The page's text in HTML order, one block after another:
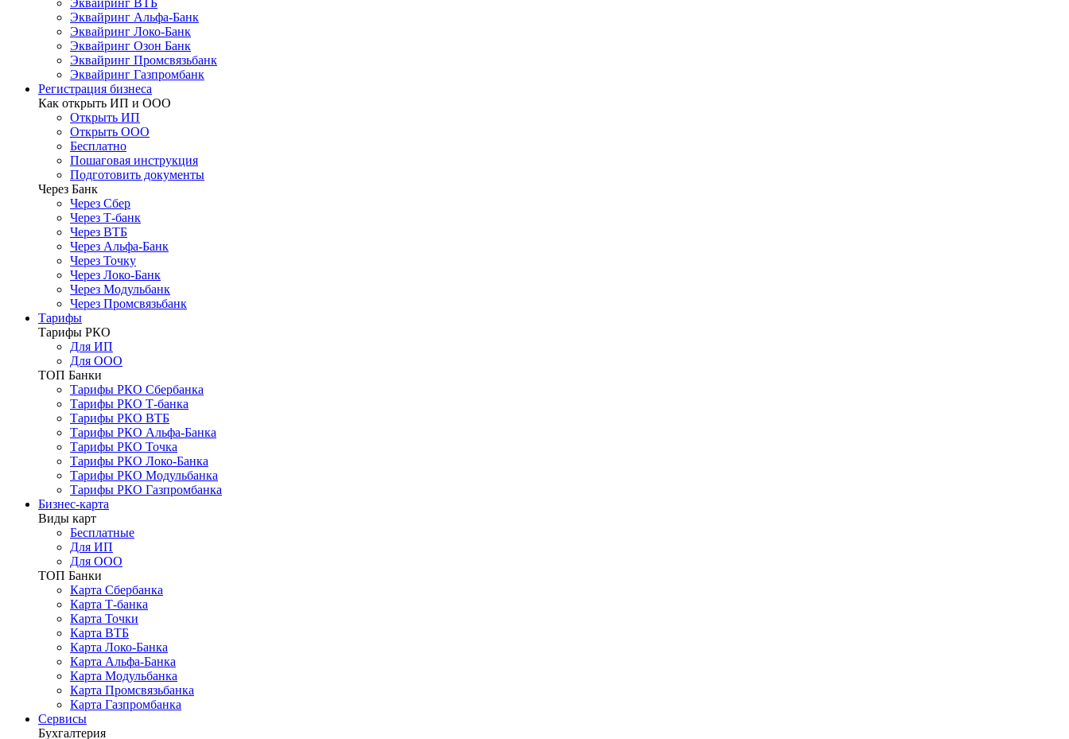
Эквайринг ВТБ
Эквайринг Альфа-Банк
Эквайринг Локо-Банк
Эквайринг Озон Банк
Эквайринг Промсвязьбанк
Эквайринг Газпромбанк
Регистрация бизнеса
Как открыть ИП и ООО
Открыть ИП
Открыть ООО
Бесплатно
Пошаговая инструкция
Подготовить документы
Через Банк
Через Сбер
Через Т-банк
Через ВТБ
Через Альфа-Банк
Через Точку
Через Локо-Банк
Через Модульбанк
Через Промсвязьбанк
Тарифы
Тарифы РКО
Для ИП
Для ООО
ТОП Банки
Тарифы РКО Сбербанка
Тарифы РКО Т-банка
Тарифы РКО ВТБ
Тарифы РКО Альфа-Банка
Тарифы РКО Точка
Тарифы РКО Локо-Банка
Тарифы РКО Модульбанка
Тарифы РКО Газпромбанка
Бизнес-карта
Виды карт
Бесплатные
Для ИП
Для ООО
ТОП Банки
Карта Сбербанка
Карта Т-банка
Карта Точки
Карта ВТБ
Карта Локо-Банка
Карта Альфа-Банка
Карта Модульбанка
Карта Промсвязьбанка
Карта Газпромбанка
Сервисы
Бухгалтерия